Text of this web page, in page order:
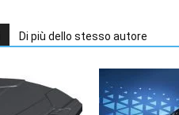
Di più dello stesso autore